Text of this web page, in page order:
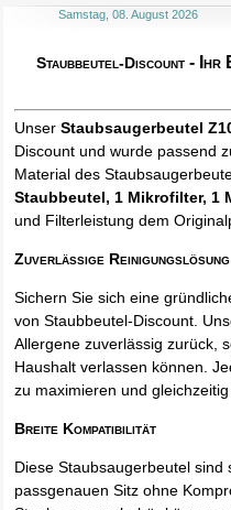
Samstag, 08. August 2026
Staubbeutel-Discount - Ihr
UnserStaubsaugerbeutel
Discount und wurde passend
Material des
Staubbeutel, 1 Mikrofilter, 1
und Filterleistung dem
Zuverlässige Reinigungslösung
Sichern Sie sich eine
von Staubbeutel-Discount.
Allergene zuverlässig zurück,
Haushalt verlassen können.
zu maximieren und
Breite Kompatibilität
Diese Staubsaugerbeutel
passgenauen Sitz ohne